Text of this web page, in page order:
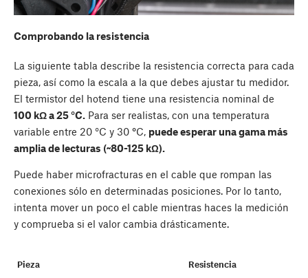
Comprobando la resistencia
La siguiente tabla describe la resistencia correcta para cada
pieza, así como la escala a la que debes ajustar tu medidor.
El termistor del hotend tiene una resistencia nominal de
100 kΩ a 25 °C. Para ser realistas, con una temperatura
variable entre 20 °C y 30 °C, puede esperar una gama más
amplia de lecturas (~80-125 kΩ).
Puede haber microfracturas en el cable que rompan las
conexiones sólo en determinadas posiciones. Por lo tanto,
intenta mover un poco el cable mientras haces la medición
y comprueba si el valor cambia drásticamente.
Pieza Resistencia